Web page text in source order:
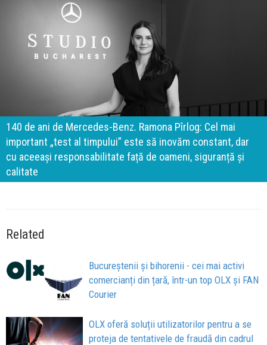
140 de ani de Mercedes-Benz. Ramona Pîrlog: Cel mai
important „test al timpului” este să inovăm constant, dar
cu aceeași responsabilitate față de oameni, siguranță și
calitate
Related
Bucureștenii și bihorenii - cei mai activi
comercianți din țară, într-un top OLX și FAN
Courier
OLX oferă soluții utilizatorilor pentru a se
proteja de tentativele de fraudă din cadrul